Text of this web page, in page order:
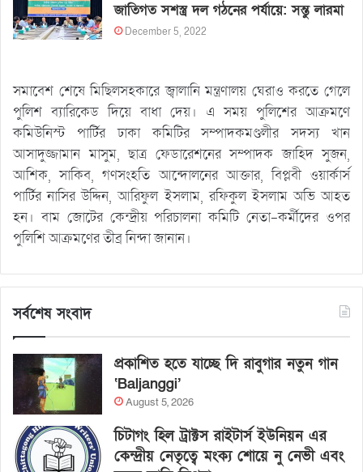
জাতিগত সশস্ত্র দল গঠনের পর্যায়ে: সন্তু লারমা
December 5, 2022
সমাবেশ শেষে মিছিলসহকারে জ্বালানি মন্ত্রণালয় ঘেরাও করতে গেলে
পুলিশ ব্যারিকেড দিয়ে বাধা দেয়। এ সময় পুলিশের আক্রমণে
কমিউনিস্ট পার্টির ঢাকা কমিটির সম্পাদকমণ্ডলীর সদস্য খান
আসাদুজ্জামান মাসুম, ছাত্র ফেডারেশনের সম্পাদক জাহিদ সুজন,
আশিক, সাকিব, গণসংহতি আন্দোলনের আক্তার, বিপ্লবী ওয়ার্কার্স
পার্টির নাসির উদ্দিন, আরিফুল ইসলাম, রফিকুল ইসলাম অভি আহত
হন। বাম জোটের কেন্দ্রীয় পরিচালনা কমিটি নেতা-কর্মীদের ওপর
পুলিশি আক্রমণের তীব্র নিন্দা জানান।
সর্বশেষ সংবাদ
প্রকাশিত হতে যাচ্ছে দি রাবুগার নতুন গান
‘Baljanggi’
August 5, 2026
চিটাগং হিল ট্রাক্টস রাইটার্স ইউনিয়ন এর
কেন্দ্রীয় নেতৃত্বে মংক্য শোয়ে নু নেভী এবং